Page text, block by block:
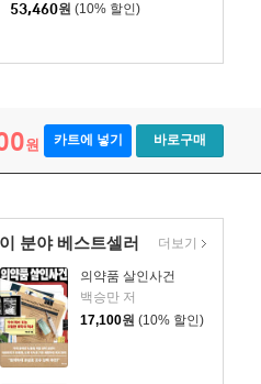
53,460원 (10% 할인)
원 카트에 넣기 바로구매
이 분야 베스트셀러
의약품 살인사건
백승만 저
17,100원 (10% 할인)
더보기